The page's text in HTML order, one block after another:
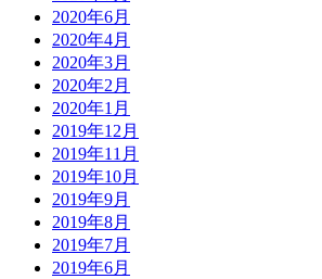
2020年6月
2020年4月
2020年3月
2020年2月
2020年1月
2019年12月
2019年11月
2019年10月
2019年9月
2019年8月
2019年7月
2019年6月